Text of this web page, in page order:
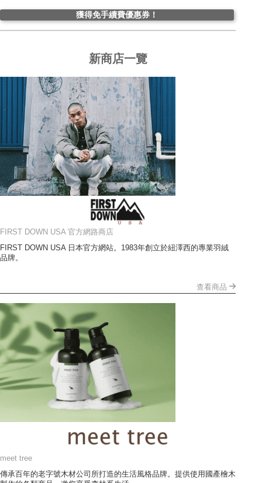
獲得免手續費優惠券！
新商店一覽
FIRST DOWN USA 官方網路商店
FIRST DOWN USA 日本官方網站。1983年創立於紐澤西的專業羽絨
品牌。
查看商品
meet tree
傳承百年的老字號木材公司所打造的生活風格品牌。提供使用國產檜木